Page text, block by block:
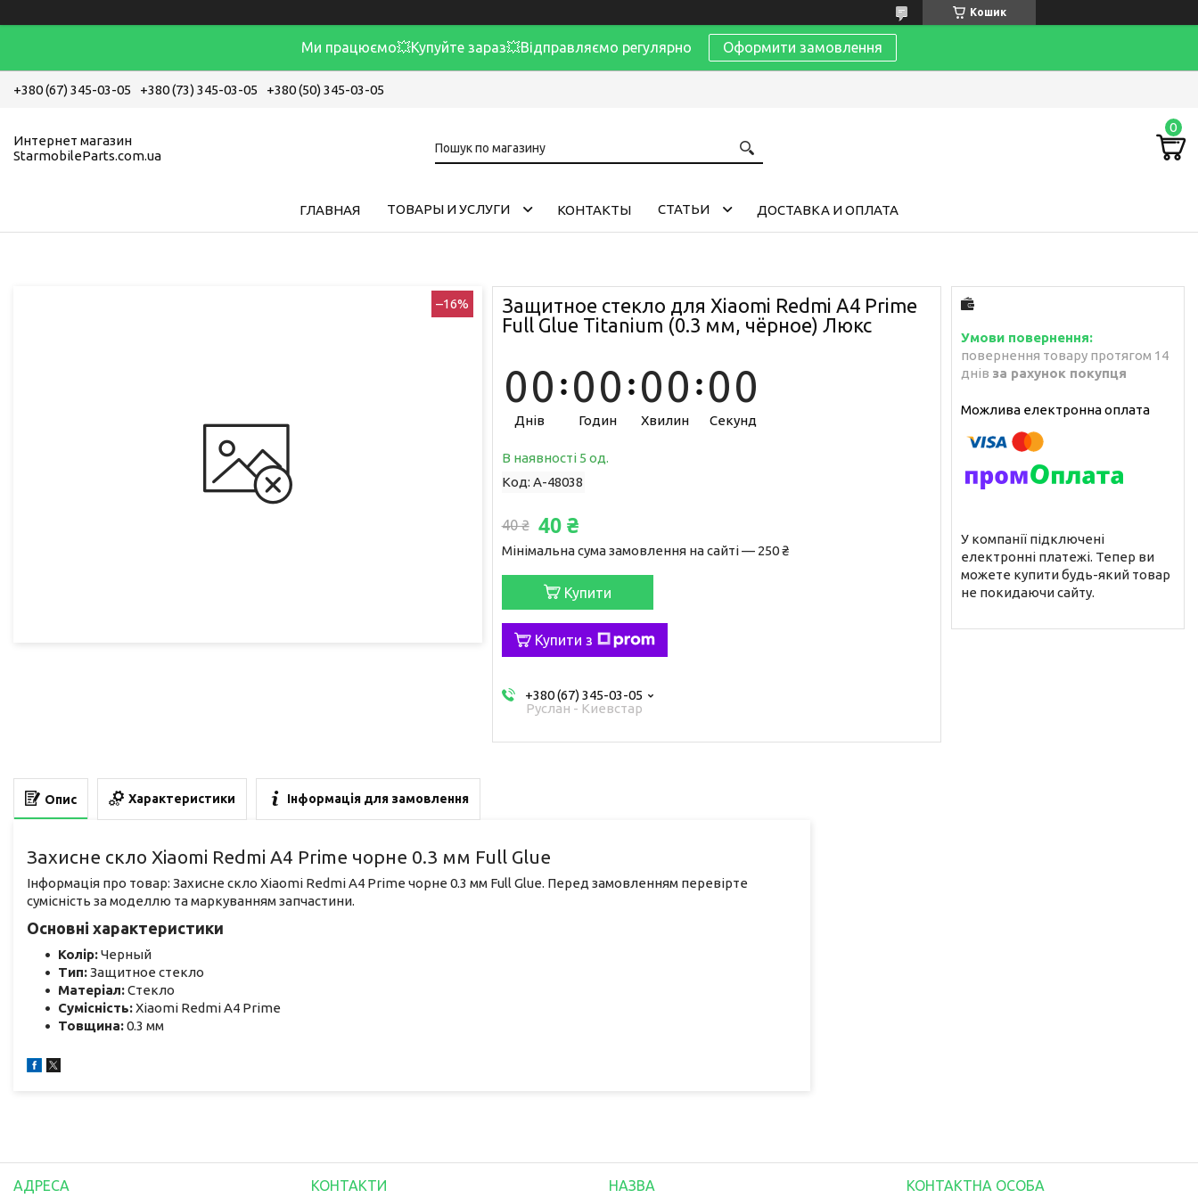
Кошик
Ми працюємо💥Купуйте зараз💥Відправляємо регулярно Оформити замовлення
+380 (67) 345-03-05 +380 (73) 345-03-05 +380 (50) 345-03-05
Интернет магазин
StarmobileParts.com.ua
ГЛАВНАЯ ТОВАРЫ И УСЛУГИ КОНТАКТЫ CТАТЬИ ДОСТАВКА И ОПЛАТА
–16%
Защитное стекло для Xiaomi Redmi A4 Prime
Full Glue Titanium (0.3 мм, чёрное) Люкс
00
Днів
00
Годин
00
Хвилин
00
Секунд
В наявності 5 од.
Код: A-48038
40 ₴ 40 ₴
Мінімальна сума замовлення на сайті — 250 ₴
Купити
Купити з
+380 (67) 345-03-05
Руслан - Киевстар
повернення товару протягом 14
днів за рахунок покупця
У компанії підключені
електронні платежі. Тепер ви
можете купити будь-який товар
не покидаючи сайту.
Опис Характеристики Інформація для замовлення
Захисне скло Xiaomi Redmi A4 Prime чорне 0.3 мм Full Glue
Інформація про товар: Захисне скло Xiaomi Redmi A4 Prime чорне 0.3 мм Full Glue. Перед замовленням перевірте
сумісність за моделлю та маркуванням запчастини.
Основні характеристики
Колір:Черный
Тип:Защитное стекло
Матеріал:Стекло
Сумісність:Xiaomi Redmi A4 Prime
Товщина:0.3 мм